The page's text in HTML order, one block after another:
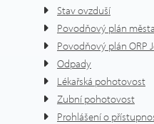
Stav ovzduší
Povodňový plán
Povodňový plán ORP
Odpady
Lékařská pohotovost
Zubní pohotovost
Prohlášení o